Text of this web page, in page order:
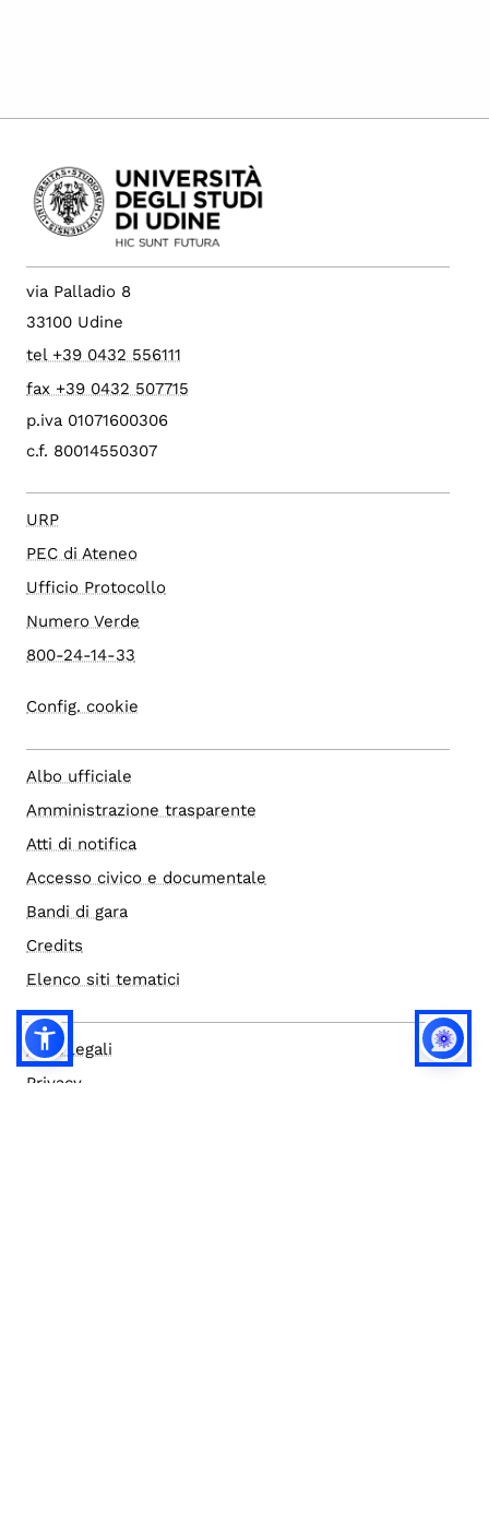
via Palladio 8
33100 Udine
tel +39 0432 556111
fax +39 0432 507715
p.iva 01071600306
c.f. 80014550307
URP
PEC di Ateneo
Ufficio Protocollo
Numero Verde
800-24-14-33
Config. cookie
Albo ufficiale
Amministrazione trasparente
Atti di notifica
Accesso civico e documentale
Bandi di gara
Credits
Elenco siti tematici
Note legali
Privacy